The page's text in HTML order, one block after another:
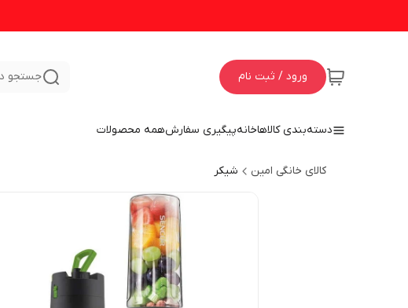
ورود / ثبت نام جستجو
دسته‌بندی کالاهاخانهپیگیری سفارشهمه محصولات
کالای خانگی امین شیکر